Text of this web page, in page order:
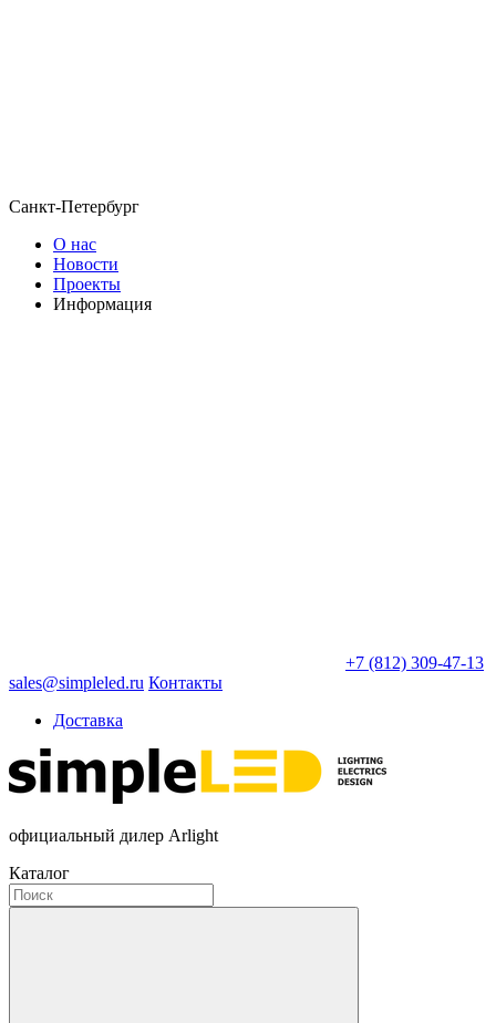
Санкт-Петербург
О нас
Новости
Проекты
Информация
+7 (812) 309-47-13
sales@simpleled.ru Контакты
Доставка
официальный дилер Arlight
Каталог